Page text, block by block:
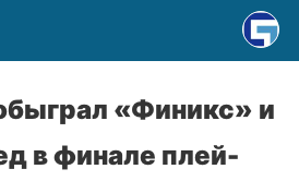
«Финикс» и
в финале плей-